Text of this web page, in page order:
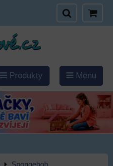
Produkty Menu